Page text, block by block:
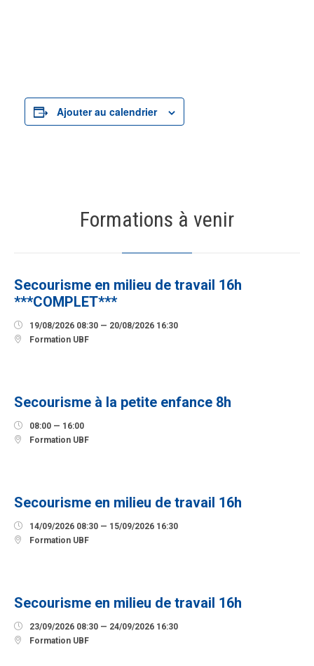
Ajouter au calendrier
Formations à venir
Secourisme en milieu de travail 16h
***COMPLET***
 19/08/2026 08:30 — 20/08/2026 16:30
 Formation UBF
Secourisme à la petite enfance 8h
 08:00 — 16:00
 Formation UBF
Secourisme en milieu de travail 16h
 14/09/2026 08:30 — 15/09/2026 16:30
 Formation UBF
Secourisme en milieu de travail 16h
 23/09/2026 08:30 — 24/09/2026 16:30
 Formation UBF